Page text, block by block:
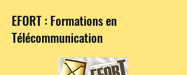
EFORT : Formations en
Télécommunication